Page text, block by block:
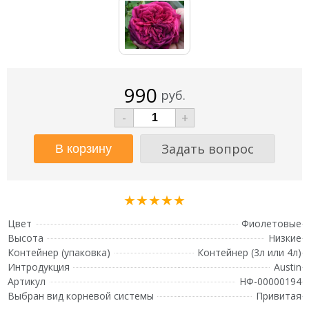
990 руб.
-
+
Задать вопрос
★★★★★
Цвет
Фиолетовые
Высота
Низкие
Контейнер (упаковка)
Контейнер (3л или 4л)
Интродукция
Austin
Артикул
НФ-00000194
Выбран вид корневой системы
Привитая